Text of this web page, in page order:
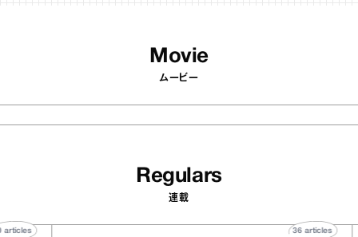
Movie
ムービー
Regulars
連載
40 36